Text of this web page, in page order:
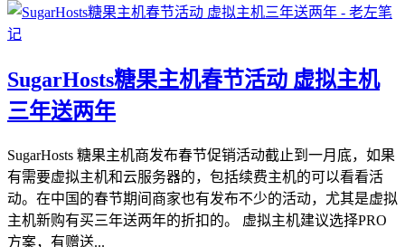
SugarHosts糖果主机春节活动 虚拟主机
三年送两年
SugarHosts 糖果主机商发布春节促销活动截止到一月底，如果
有需要虚拟主机和云服务器的，包括续费主机的可以看看活
动。在中国的春节期间商家也有发布不少的活动，尤其是虚拟
主机新购有买三年送两年的折扣的。 虚拟主机建议选择PRO
方案，有赠送...